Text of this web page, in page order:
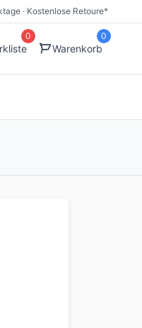
· Kostenlose Retoure*
0
Warenkorb
0